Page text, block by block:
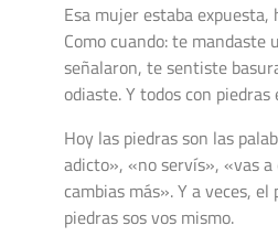
Esa mujer estaba
Como cuando: te mandaste
señalaron, te sentiste
odiaste. Y todos con piedras
Hoy las piedras son las
adicto», «no servís», «vas
cambias más». Y a veces,
piedras sos vos mismo.